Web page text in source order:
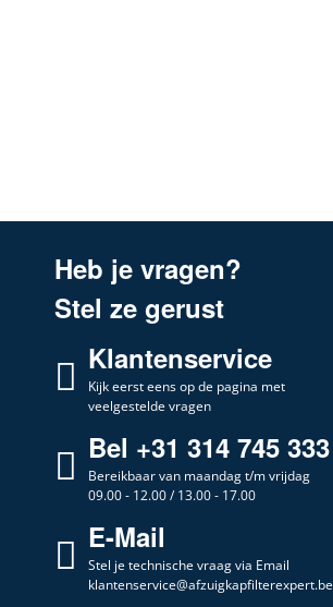
Heb je vragen?
Stel ze gerust
Klantenservice
Kijk eerst eens op de pagina met
veelgestelde vragen
Bel +31 314 745 333
Bereikbaar van maandag t/m vrijdag
09.00 - 12.00 / 13.00 - 17.00
E-Mail
Stel je technische vraag via Email
klantenservice@afzuigkapfilterexpert.be